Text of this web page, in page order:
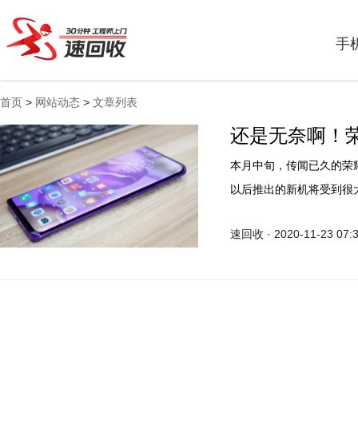
手
首页 > 网站动态 > 文章列表
还是无奈啊！
本月中旬，传闻已久的
以后推出的新机将受到
速回收 · 2020-11-23